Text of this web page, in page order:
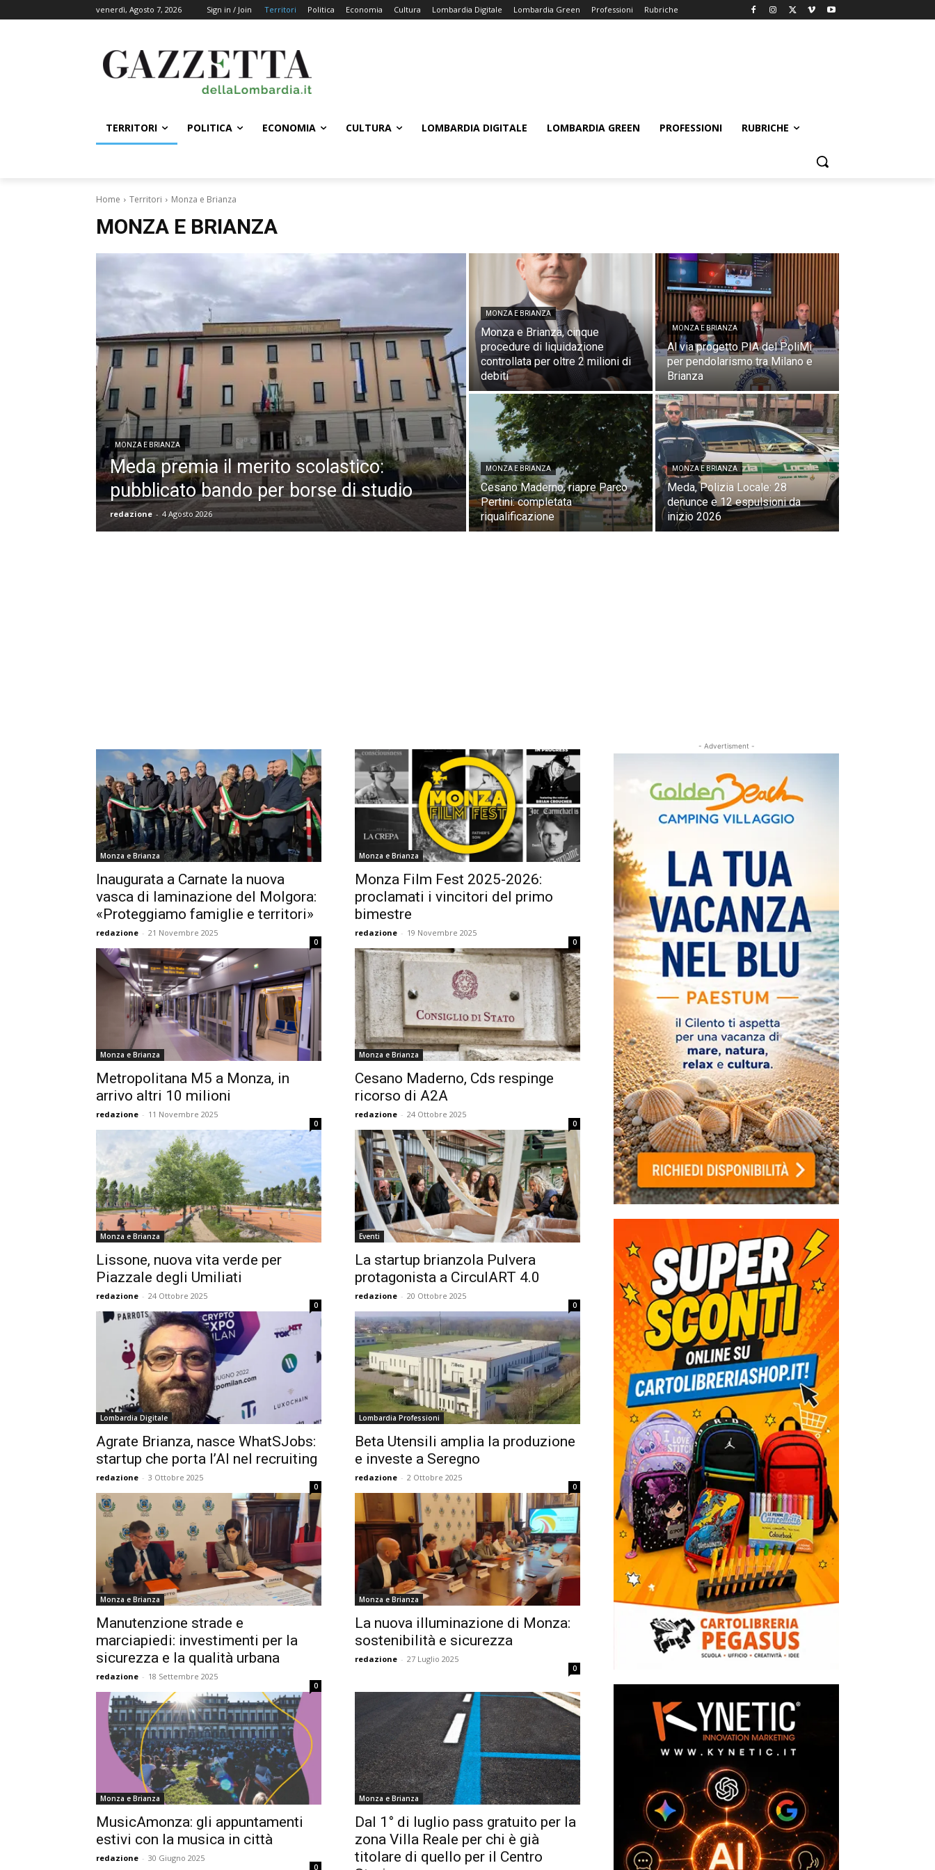
venerdì, Agosto 7, 2026 Sign in / Join Territori Politica Economia Cultura Lombardia Digitale Lombardia Green Professioni Rubriche
TERRITORI POLITICA ECONOMIA CULTURA LOMBARDIA DIGITALE LOMBARDIA GREEN PROFESSIONI RUBRICHE
Home Territori Monza e Brianza
MONZA E BRIANZA
MONZA E BRIANZA
Meda premia il merito scolastico:
pubblicato bando per borse di studio
redazione - 4 Agosto 2026
MONZA E BRIANZA
Monza e Brianza, cinque
procedure di liquidazione
controllata per oltre 2 milioni di
debiti
MONZA E BRIANZA
Al via progetto PIA del PoliMi
per pendolarismo tra Milano e
Brianza
MONZA E BRIANZA
Cesano Maderno, riapre Parco
Pertini: completata
riqualificazione
MONZA E BRIANZA
Meda, Polizia Locale: 28
denunce e 12 espulsioni da
inizio 2026
Monza e Brianza
Inaugurata a Carnate la nuova
vasca di laminazione del Molgora:
«Proteggiamo famiglie e territori»
redazione - 21 Novembre 2025
0
Monza e Brianza
Monza Film Fest 2025-2026:
proclamati i vincitori del primo
bimestre
redazione - 19 Novembre 2025
0
Monza e Brianza
Metropolitana M5 a Monza, in
arrivo altri 10 milioni
redazione - 11 Novembre 2025
0
Monza e Brianza
Cesano Maderno, Cds respinge
ricorso di A2A
redazione - 24 Ottobre 2025
0
Monza e Brianza
Lissone, nuova vita verde per
Piazzale degli Umiliati
redazione - 24 Ottobre 2025
0
Eventi
La startup brianzola Pulvera
protagonista a CirculART 4.0
redazione - 20 Ottobre 2025
0
Lombardia Digitale
Agrate Brianza, nasce WhatSJobs:
startup che porta l’AI nel recruiting
redazione - 3 Ottobre 2025
0
Lombardia Professioni
Beta Utensili amplia la produzione
e investe a Seregno
redazione - 2 Ottobre 2025
0
Monza e Brianza
Manutenzione strade e
marciapiedi: investimenti per la
sicurezza e la qualità urbana
redazione - 18 Settembre 2025
0
Monza e Brianza
La nuova illuminazione di Monza:
sostenibilità e sicurezza
redazione - 27 Luglio 2025
0
Monza e Brianza
MusicAmonza: gli appuntamenti
estivi con la musica in città
redazione - 30 Giugno 2025
0
Monza e Brianza
Dal 1° di luglio pass gratuito per la
zona Villa Reale per chi è già
titolare di quello per il Centro
- Advertisment -